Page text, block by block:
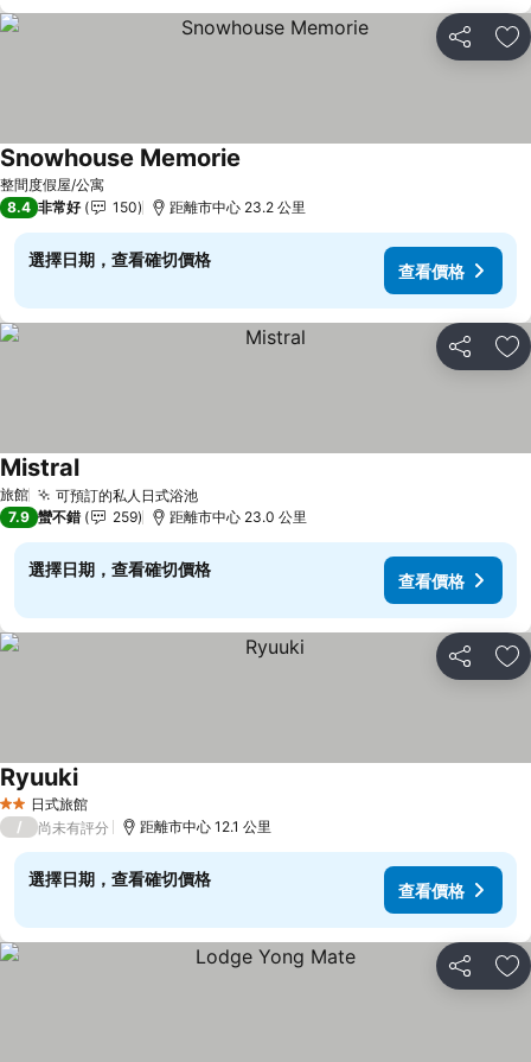
分享 加
整間度假屋/公寓
Snowhouse Memorie
8.4 非常好 150 距離市中心 23.2 公里
選擇日期，查看確切價格
查看價格
分享 加
旅館 可預訂的私人日式浴池查看價格
Mistral查看價格
7.9 蠻不錯 259 距離市中心 23.0 公里
選擇日期，查看確切價格
查看價格
分享 加
2 星級日式旅館
Ryuuki查看價格
/ 尚未有評分 距離市中心 12.1 公里
選擇日期，查看確切價格
查看價格
分享 加